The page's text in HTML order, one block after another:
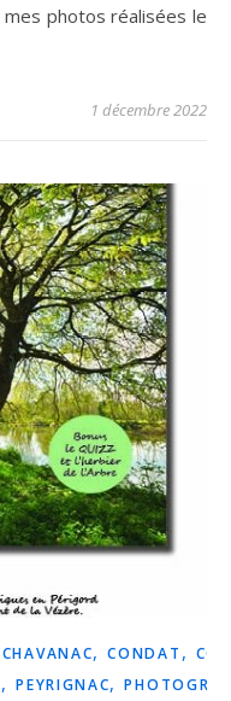
photos réalisées le
1 décembre 2022
CHAVANAC,CONDAT ,
,PEYRIGNAC,